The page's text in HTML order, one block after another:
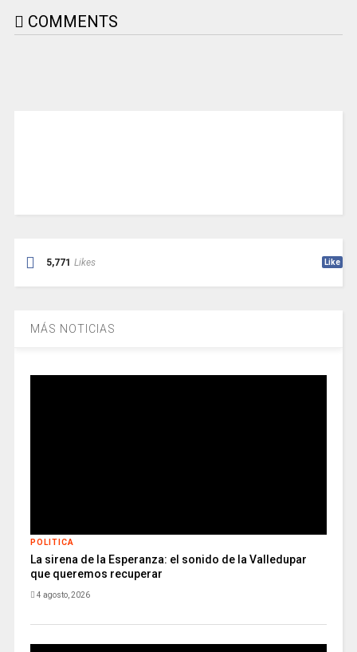
COMMENTS
5,771 Likes Like
MÁS NOTICIAS
POLITICA
La sirena de la Esperanza: el sonido de la Valledupar
que queremos recuperar
4 agosto, 2026